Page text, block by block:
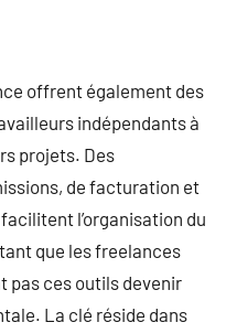
offrent également des
indépendants à
projets. Des
de facturation et
l’organisation du
que les freelances
pas ces outils devenir
La clé réside dans